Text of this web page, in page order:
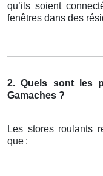
qu’ils soient
fenêtres dans des
2. Quels sont les
Gamaches ?
Les stores roulants
que :